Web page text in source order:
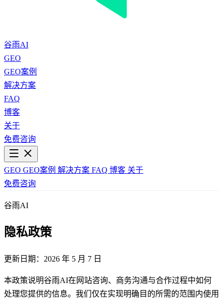
谷雨AI
GEO
GEO案例
解决方案
FAQ
博客
关于
免费咨询
GEO GEO案例 解决方案 FAQ 博客 关于
免费咨询
谷雨AI
隐私政策
更新日期：2026 年 5 月 7 日
本政策说明谷雨AI在网站咨询、商务沟通与合作过程中如何
处理您提供的信息。我们仅在实现明确目的所需的范围内使用